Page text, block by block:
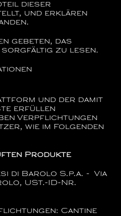
dieser
und erklären
gebeten, das
sorgfältig zu lesen.
und der damit
erfüllen
Verpflichtungen
wie im Folgenden
Produkte
di Barolo S.p.a. - Via
USt.-ID-Nr.
Cantine